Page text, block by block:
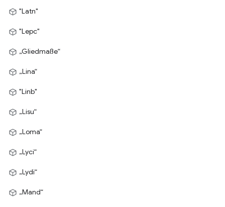
"Latn"
"Lepc"
„Gliedmaße“
„Lina“
"Linb"
„Lisu“
„Loma“
„Lyci“
„Lydi“
„Mand“